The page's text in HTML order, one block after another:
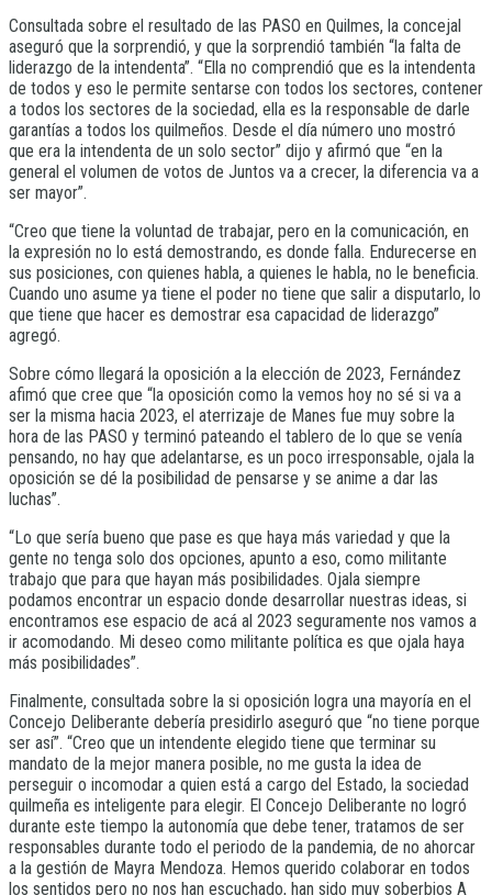
Consultada sobre el resultado de las PASO en Quilmes, la concejal
aseguró que la sorprendió, y que la sorprendió también “la falta de
liderazgo de la intendenta”. “Ella no comprendió que es la intendenta
de todos y eso le permite sentarse con todos los sectores, contener
a todos los sectores de la sociedad, ella es la responsable de darle
garantías a todos los quilmeños. Desde el día número uno mostró
que era la intendenta de un solo sector” dijo y afirmó que “en la
general el volumen de votos de Juntos va a crecer, la diferencia va a
ser mayor”.
“Creo que tiene la voluntad de trabajar, pero en la comunicación, en
la expresión no lo está demostrando, es donde falla. Endurecerse en
sus posiciones, con quienes habla, a quienes le habla, no le beneficia.
Cuando uno asume ya tiene el poder no tiene que salir a disputarlo, lo
que tiene que hacer es demostrar esa capacidad de liderazgo”
agregó.
Sobre cómo llegará la oposición a la elección de 2023, Fernández
afimó que cree que “la oposición como la vemos hoy no sé si va a
ser la misma hacia 2023, el aterrizaje de Manes fue muy sobre la
hora de las PASO y terminó pateando el tablero de lo que se venía
pensando, no hay que adelantarse, es un poco irresponsable, ojala la
oposición se dé la posibilidad de pensarse y se anime a dar las
luchas”.
“Lo que sería bueno que pase es que haya más variedad y que la
gente no tenga solo dos opciones, apunto a eso, como militante
trabajo que para que hayan más posibilidades. Ojala siempre
podamos encontrar un espacio donde desarrollar nuestras ideas, si
encontramos ese espacio de acá al 2023 seguramente nos vamos a
ir acomodando. Mi deseo como militante política es que ojala haya
más posibilidades”.
Finalmente, consultada sobre la si oposición logra una mayoría en el
Concejo Deliberante debería presidirlo aseguró que “no tiene porque
ser así”. “Creo que un intendente elegido tiene que terminar su
mandato de la mejor manera posible, no me gusta la idea de
perseguir o incomodar a quien está a cargo del Estado, la sociedad
quilmeña es inteligente para elegir. El Concejo Deliberante no logró
durante este tiempo la autonomía que debe tener, tratamos de ser
responsables durante todo el periodo de la pandemia, de no ahorcar
a la gestión de Mayra Mendoza. Hemos querido colaborar en todos
los sentidos pero no nos han escuchado, han sido muy soberbios A